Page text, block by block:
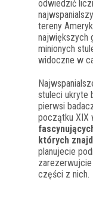
odwiedzić
tereny
największych
minionych
widoczne w
stuleci ukryte
pierwsi
początku XIX
których
planujecie
części z nich.